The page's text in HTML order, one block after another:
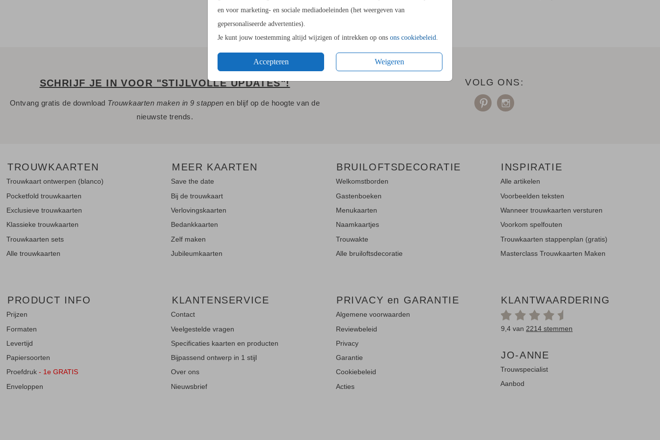
en voor marketing- en sociale mediadoeleinden (het weergeven van
gepersonaliseerde advertenties).
Je kunt jouw toestemming altijd wijzigen of intrekken op ons ons cookiebeleid
Accepteren Weigeren
SCHRIJF JE IN VOOR "STIJLVOLLE UPDATES"!
Ontvang gratis de download Trouwkaarten maken in 9 stappen en blijf op de hoogte van de
nieuwste trends.
VOLG ONS:
TROUWKAARTEN
Trouwkaart ontwerpen (blanco)
Pocketfold trouwkaarten
Exclusieve trouwkaarten
Klassieke trouwkaarten
Trouwkaarten sets
Alle trouwkaarten
MEER KAARTEN
Save the date
Bij de trouwkaart
Verlovingskaarten
Bedankkaarten
Zelf maken
Jubileumkaarten
BRUILOFTSDECORATIE
Welkomstborden
Gastenboeken
Menukaarten
Naamkaartjes
Trouwakte
Alle bruiloftsdecoratie
INSPIRATIE
Alle artikelen
Voorbeelden teksten
Wanneer trouwkaarten versturen
Voorkom spelfouten
Trouwkaarten stappenplan (gratis)
Masterclass Trouwkaarten Maken
PRODUCT INFO
Prijzen
Formaten
Levertijd
Papiersoorten
Proefdruk- 1e GRATIS
Enveloppen
KLANTENSERVICE
Contact
Veelgestelde vragen
Specificaties kaarten en producten
Bijpassend ontwerp in 1 stijl
Over ons
Nieuwsbrief
PRIVACY en GARANTIE
Algemene voorwaarden
Reviewbeleid
Privacy
Garantie
Cookiebeleid
Acties
KLANTWAARDERING
9,4 van 2214 stemmen
JO-ANNE
Trouwspecialist
Aanbod